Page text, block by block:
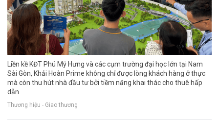
Liền kề KĐT Phú Mỹ Hưng và các cụm trường đại học lớn tại Nam
Sài Gòn, Khải Hoàn Prime không chỉ được lòng khách hàng ở thực
mà còn thu hút nhà đầu tư bởi tiềm năng khai thác cho thuê hấp
dẫn.
Thương hiệu - Giao thương